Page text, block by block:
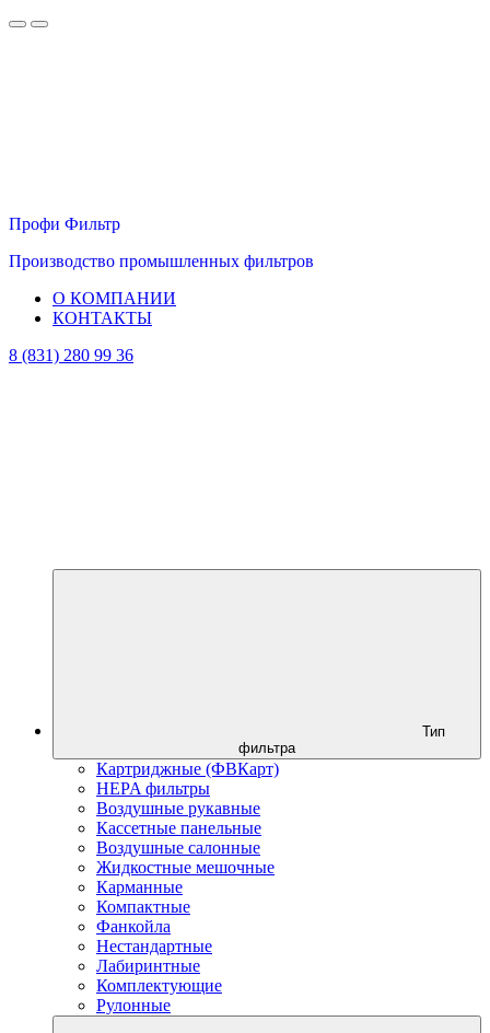
Профи Фильтр
Производство промышленных фильтров
О КОМПАНИИ
КОНТАКТЫ
8 (831) 280 99 36
фильтра
Картриджные (ФВКарт)
HEPA фильтры
Воздушные рукавные
Кассетные панельные
Воздушные салонные
Жидкостные мешочные
Карманные
Компактные
Фанкойла
Нестандартные
Лабиринтные
Комплектующие
Рулонные